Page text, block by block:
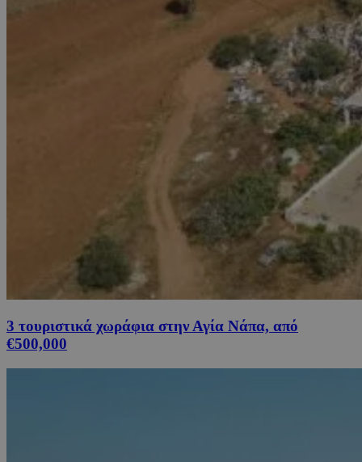
3 τουριστικά χωράφια στην Αγία Νάπα, από
€500,000